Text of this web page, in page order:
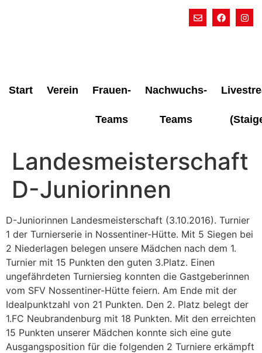
Start Verein Frauen-
Teams
Nachwuchs-
Teams
Landesmeisterschaft
D-Juniorinnen
D-Juniorinnen Landesmeisterschaft (3.10.2016). Turnier
1 der Turnierserie in Nossentiner-Hütte. Mit 5 Siegen bei
2 Niederlagen belegen unsere Mädchen nach dem 1.
Turnier mit 15 Punkten den guten 3.Platz. Einen
ungefährdeten Turniersieg konnten die Gastgeberinnen
vom SFV Nossentiner-Hütte feiern. Am Ende mit der
Idealpunktzahl von 21 Punkten. Den 2. Platz belegt der
1.FC Neubrandenburg mit 18 Punkten. Mit den erreichten
15 Punkten unserer Mädchen konnte sich eine gute
Ausgangsposition für die folgenden 2 Turniere erkämpft